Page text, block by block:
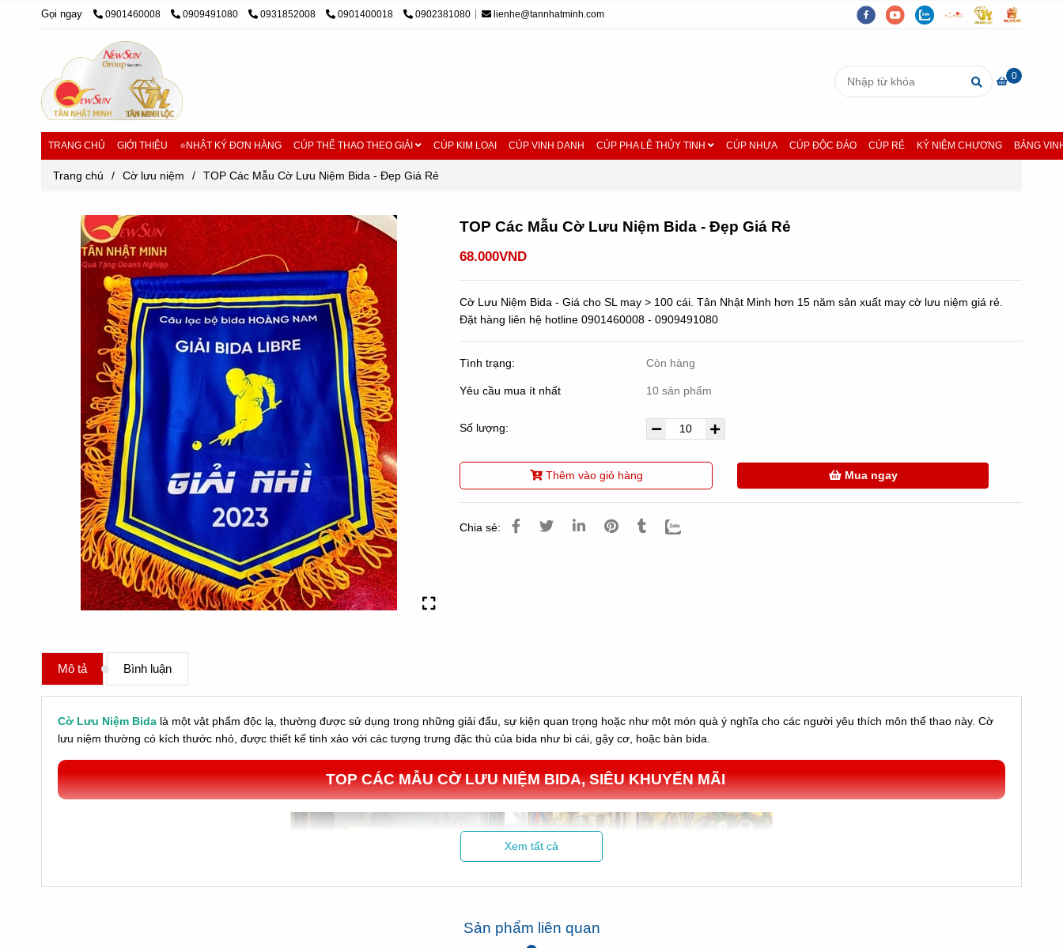
Gọi ngay 0901460008 0909491080 0931852008 0901400018 0902381080 lienhe@tannhatminh.com
0
TRANG CHỦ GIỚI THIỆU ⭐NHẬT KÝ ĐƠN HÀNG CÚP THỂ THAO THEO GIẢI CÚP KIM LOẠI CÚP VINH DANH CÚP PHA LÊ THỦY TINH CÚP NHỰA CÚP ĐỘC ĐÁO CÚP RẺ KỶ NIỆM CHƯƠNG BẢNG
Trang chủ / Cờ lưu niệm / TOP Các Mẫu Cờ Lưu Niệm Bida - Đẹp Giá Rẻ
TOP Các Mẫu Cờ Lưu Niệm Bida - Đẹp Giá Rẻ
68.000VND
Cờ Lưu Niệm Bida - Giá cho SL may > 100 cái. Tân Nhật Minh hơn 15 năm sản xuất may cờ lưu niệm giá rẻ.
Đặt hàng liên hệ hotline 0901460008 - 0909491080
Tình trạng: Còn hàng
Yêu cầu mua ít nhất 10 sản phẩm
Số lượng:
Thêm vào giỏ hàng Mua ngay
Chia sẻ:
Mô tả Bình luận
Cờ Lưu Niệm Bida là một vật phẩm độc lạ, thường được sử dụng trong những giải đấu, sự kiện quan trọng hoặc như một món quà ý nghĩa cho các người yêu thích môn thể thao này. Cờ
lưu niệm thường có kích thước nhỏ, được thiết kế tinh xảo với các tượng trưng đặc thù của bida như bi cái, gậy cơ, hoặc bàn bida.
TOP CÁC MẪU CỜ LƯU NIỆM BIDA, SIÊU KHUYẾN MÃI
Xem tất cả
Sản phẩm liên quan